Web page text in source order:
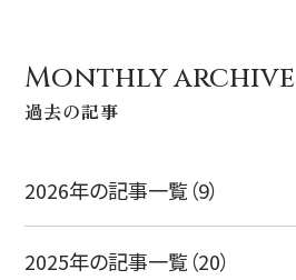
Monthly archive
過去の記事
2026年の記事一覧（9）
2025年の記事一覧（20）